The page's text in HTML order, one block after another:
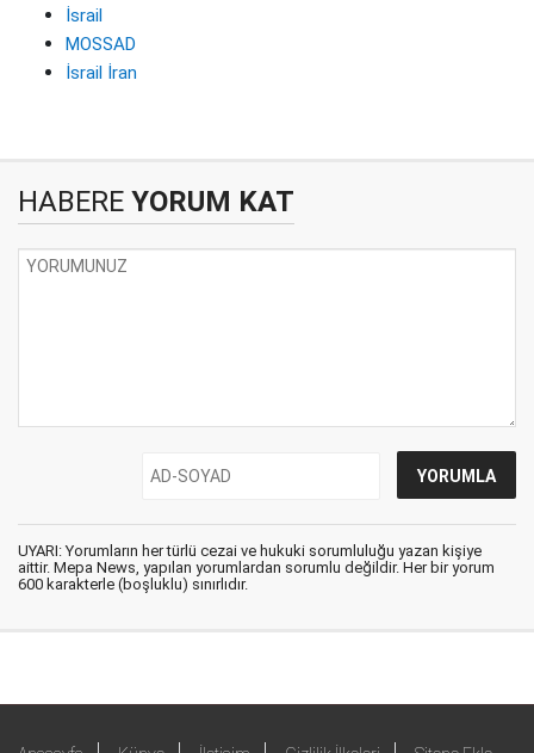
İsrail
MOSSAD
İsrail İran
HABERE YORUM KAT
UYARI: Yorumların her türlü cezai ve hukuki sorumluluğu yazan kişiye
aittir. Mepa News, yapılan yorumlardan sorumlu değildir. Her bir yorum
600 karakterle (boşluklu) sınırlıdır.